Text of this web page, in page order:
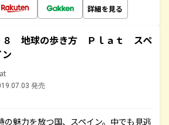
詳細を見る
８ 地球の歩き方 Ｐｌａｔ スペ
発売
の魅力を放つ国、スペイン。中でも見逃